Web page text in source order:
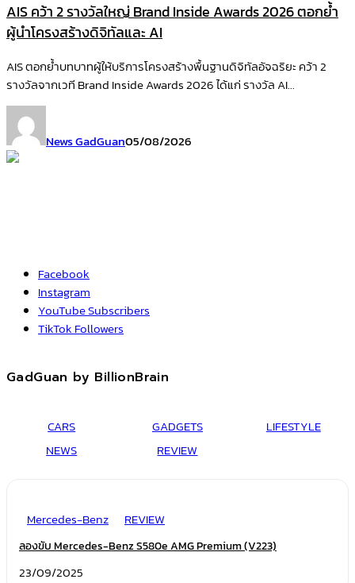
AIS คว้า 2 รางวัลใหญ่ Brand Inside Awards 2026 ตอกย้ำ
ผู้นำโครงสร้างดิจิทัลและ AI
AIS ตอกย้ำบทบาทผู้ให้บริการโครงสร้างพื้นฐานดิจิทัลอัจฉริยะ คว้า 2
รางวัลจากเวที Brand Inside Awards 2026 ได้แก่ รางวัล AI...
News GadGuan05/08/2026
Facebook
Instagram
YouTubeSubscribers
TikTok Followers
GadGuan by BillionBrain
CARS GADGETS
LIFESTYLE
NEWS
REVIEW
Mercedes-Benz REVIEW
ลองขับ Mercedes-Benz S580e AMG Premium (V223)
23/09/2025